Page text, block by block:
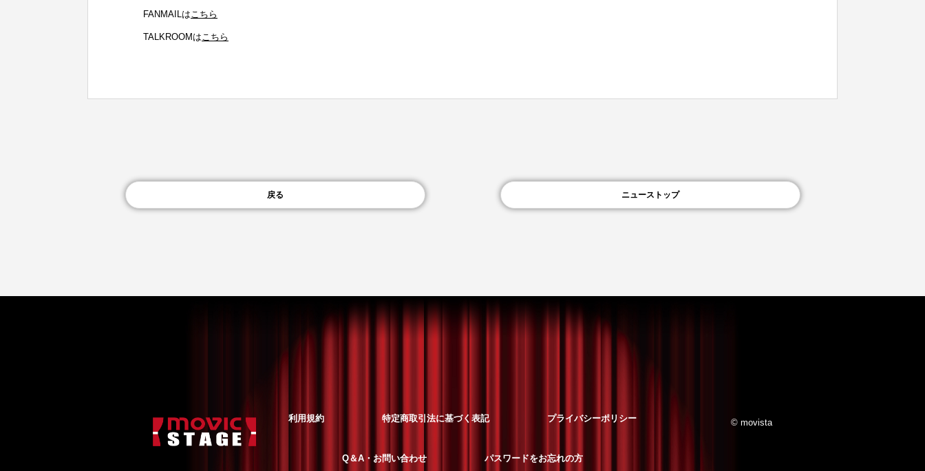
FANMAILは こちら
TALKROOMは こちら
戻る ニューストップ
利用規約 特定商取引法に基づく表記 プライバシーポリシー
Q＆A・お問い合わせ パスワードをお忘れの方
© movista